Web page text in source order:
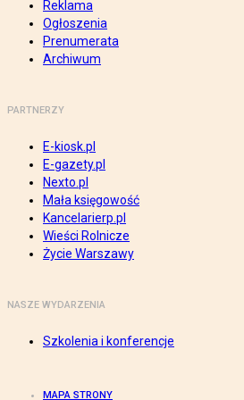
Reklama
Ogłoszenia
Prenumerata
Archiwum
PARTNERZY
E-kiosk.pl
E-gazety.pl
Nexto.pl
Mała księgowość
Kancelarierp.pl
Wieści Rolnicze
Życie Warszawy
NASZE WYDARZENIA
Szkolenia i konferencje
MAPA STRONY